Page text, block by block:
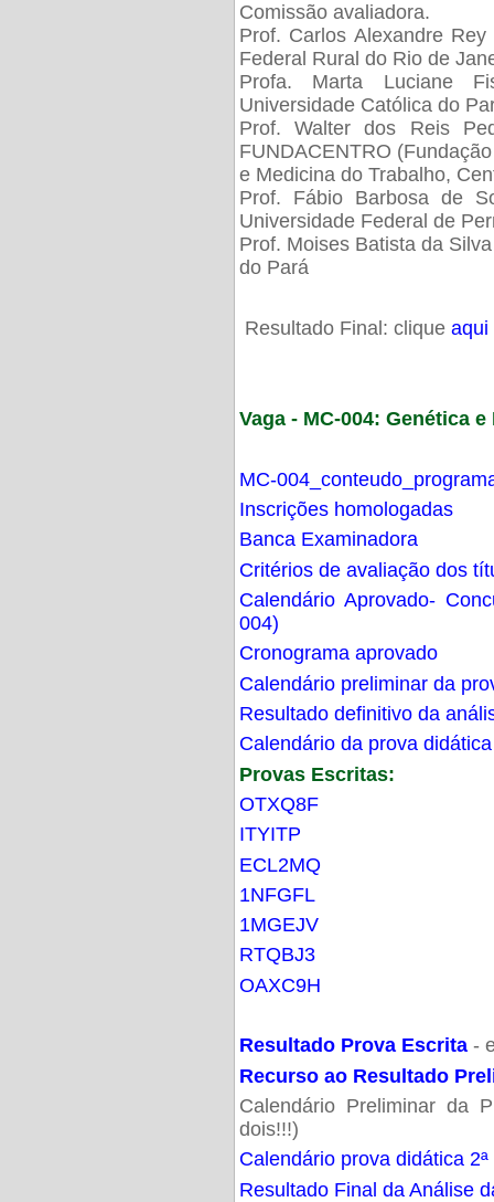
Comissão avaliadora.
Prof. Carlos Alexandre
Federal Rural do Rio de
Profa. Marta Luciane
Universidade Católica do
Prof. Walter dos Reis
FUNDACENTRO
e Medicina do Trabalho,
Prof. Fábio Barbosa de
Universidade Federal de
Prof. Moises Batista da
do Pará
Resultado Final: clique aqui
Vaga - MC-004: Genética
MC-
Inscrições homologadas
Banca Examinadora
Critérios de avaliação dos
Calendário Aprovado-
004)
Cronograma aprovado
Calendário preliminar da
Resultado definitivo da
Calendário da prova didática
Provas Escritas:
OTXQ8F
ITYITP
ECL2MQ
1NFGFL
1MGEJV
RTQBJ3
OAXC9H
Resultado Prova Escrita -
Recurso ao Resultado
Calendário Preliminar da
dois!!!)
Calendário prova didática
Resultado Final da Análise